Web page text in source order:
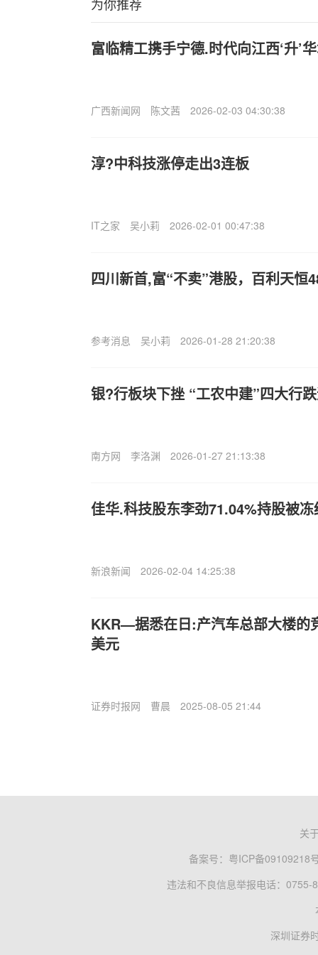
富临精工携手宁德.时代向江西‘升’
广西新闻网 陈文茜 2026-02-03 04:30:38
淳?中科技涨停走出3连板
IT之家 吴小莉 2026-02-01 00:47:38
四川新首,富“不卖”港股，百利天恒
参考消息 吴小莉 2026-01-28 21:20:38
银?行板块下挫 “工农中建”四大行
南方网 李洛渊 2026-01-27 21:13:38
佳华.科技股东李劲71.04%持股被
新浪新闻 2026-02-04 14:25:38
KKR—据悉在日:产汽车总部大楼的
美元
证券时报网 曹晨 2025-08-05 21:44
关
备案号： 粤ICP备09109218
违法和不良信息举报电话：0755-
深圳证券